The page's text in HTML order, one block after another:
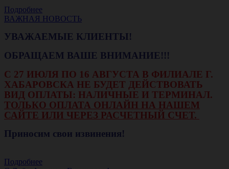
Подробнее
ВАЖНАЯ НОВОСТЬ
УВАЖАЕМЫЕ КЛИЕНТЫ!
ОБРАЩАЕМ ВАШЕ ВНИМАНИЕ!!!
С 27 ИЮЛЯ ПО 16 АВГУСТА В ФИЛИАЛЕ Г.
ХАБАРОВСКА НЕ БУДЕТ ДЕЙСТВОВАТЬ
ВИД ОПЛАТЫ: НАЛИЧНЫЕ И ТЕРМИНАЛ.
ТОЛЬКО ОПЛАТА ОНЛАЙН НА НАШЕМ
САЙТЕ ИЛИ ЧЕРЕЗ РАСЧЕТНЫЙ СЧЕТ.
Приносим свои извинения!
Подробнее